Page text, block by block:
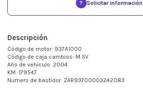
? Solicitar información
Descripción
Código de motor: 937A1000
Código de caja cambios: M 5V
Año de vehículo: 2004
KM: 179547
Numero de bastidor: ZAR93700003242083